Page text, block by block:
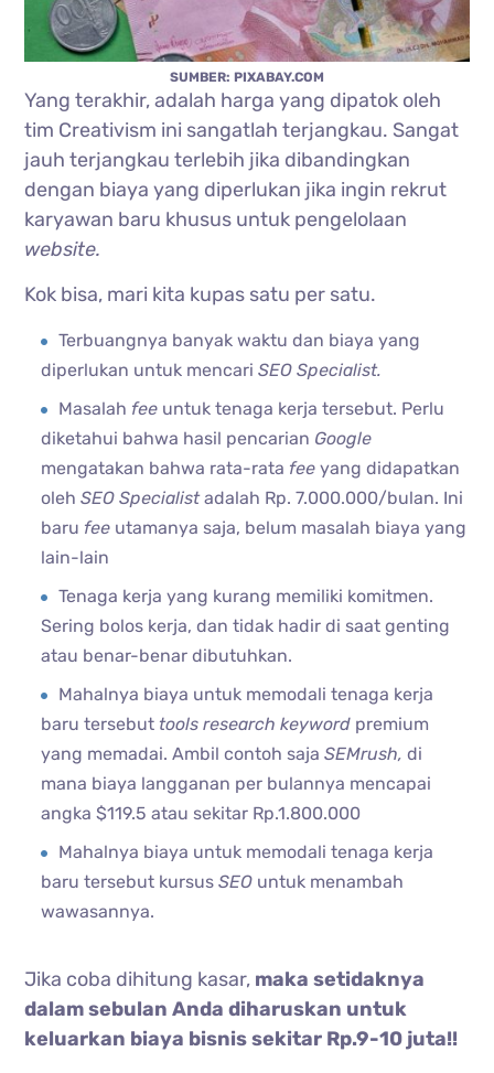
SUMBER: PIXABAY.COM
Yang terakhir, adalah harga yang dipatok oleh
tim Creativism ini sangatlah terjangkau. Sangat
jauh terjangkau terlebih jika dibandingkan
dengan biaya yang diperlukan jika ingin rekrut
karyawan baru khusus untuk pengelolaan
website.
Kok bisa, mari kita kupas satu per satu.
Terbuangnya banyak waktu dan biaya yang
diperlukan untuk mencariSEO Specialist.
Masalah fee untuk tenaga kerja tersebut. Perlu
diketahui bahwa hasil pencarian Google
mengatakan bahwa rata-rata feeyang didapatkan
olehSEO Specialistadalah Rp. 7.000.000/bulan. Ini
baru fee utamanya saja, belum masalah biaya yang
lain-lain
Tenaga kerja yang kurang memiliki komitmen.
Sering bolos kerja, dan tidak hadir di saat genting
atau benar-benar dibutuhkan.
Mahalnya biaya untuk memodali tenaga kerja
baru tersebut tools research keyword premium
yang memadai. Ambil contoh sajaSEMrush, di
mana biaya langganan per bulannya mencapai
angka $119.5 atau sekitar Rp.1.800.000
Mahalnya biaya untuk memodali tenaga kerja
baru tersebut kursusSEO untuk menambah
wawasannya.
Jika coba dihitung kasar, maka setidaknya
dalam sebulan Anda diharuskan untuk
keluarkan biaya bisnis sekitar Rp.9-10 juta!!